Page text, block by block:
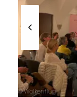
© Wolkenflug